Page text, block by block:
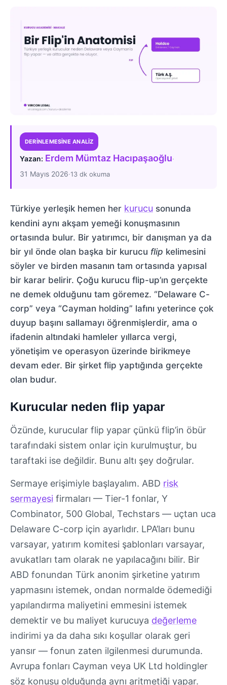
DERINLEMESINE ANALIZ
Yazan: Erdem Mümtaz Hacıpaşaoğlu·
31 Mayıs 2026·13 dk okuma
Türkiye yerleşik hemen her kurucu sonunda
kendini aynı akşam yemeği konuşmasının
ortasında bulur. Bir yatırımcı, bir danışman ya da
bir yıl önde olan başka bir kurucu flip kelimesini
söyler ve birden masanın tam ortasında yapısal
bir karar belirir. Çoğu kurucu flip-up’ın gerçekte
ne demek olduğunu tam göremez. “Delaware C-
corp” veya “Cayman holding” lafını yeterince çok
duyup başını sallamayı öğrenmişlerdir, ama o
ifadenin altındaki hamleler yıllarca vergi,
yönetişim ve operasyon üzerinde birikmeye
devam eder. Bir şirket flip yaptığında gerçekte
olan budur.
Kurucular neden flip yapar
Özünde, kurucular flip yapar çünkü flip’in öbür
tarafındaki sistem onlar için kurulmuştur, bu
taraftaki ise değildir. Bunu altı şey doğrular.
Sermaye erişimiyle başlayalım. ABD risk
sermayesi firmaları — Tier-1 fonlar, Y
Combinator, 500 Global, Techstars — uçtan uca
Delaware C-corp için ayarlıdır. LPA’ları bunu
varsayar, yatırım komitesi şablonları varsayar,
avukatları tam olarak ne yapılacağını bilir. Bir
ABD fonundan Türk anonim şirketine yatırım
yapmasını istemek, ondan normalde ödemediği
yapılandırma maliyetini emmesini istemek
demektir ve bu maliyet kurucuya değerleme
indirimi ya da daha sıkı koşullar olarak geri
yansır — fonun zaten ilgilenmesi durumunda.
Avrupa fonları Cayman veya UK Ltd holdingler
söz konusu olduğunda aynı aritmetiği yapar.